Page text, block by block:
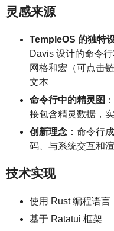
灵感来源
TempleOS 的独特
Davis 设计的命令
网格和宏（可点击
文本
命令行中的精灵图
接包含精灵数据，
创新理念 ：命令行
码、与系统交互和
技术实现
使用 Rust 编程语言
基于 Ratatui 框架